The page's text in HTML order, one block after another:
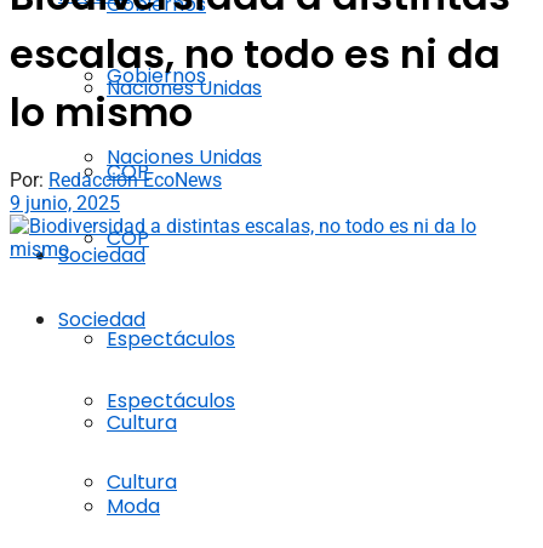
Naciones Unidas
COP
Sociedad
Espectáculos
Cultura
Moda
Gobiernos
Naciones Unidas
COP
Sociedad
Espectáculos
Cultura
escalas, no todo es ni da
lo mismo
Por: Redacción EcoNews
9 junio, 2025